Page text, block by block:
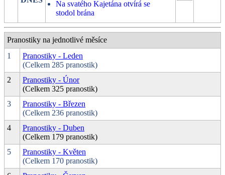
Na svatého Kajetána otvírá se
stodol brána
Pranostiky na jednotlivé měsíce
1
Pranostiky - Leden
(Celkem 285 pranostik)
2
Pranostiky - Únor
(Celkem 325 pranostik)
3
Pranostiky - Březen
(Celkem 236 pranostik)
4
Pranostiky - Duben
(Celkem 179 pranostik)
5
Pranostiky - Květen
(Celkem 170 pranostik)